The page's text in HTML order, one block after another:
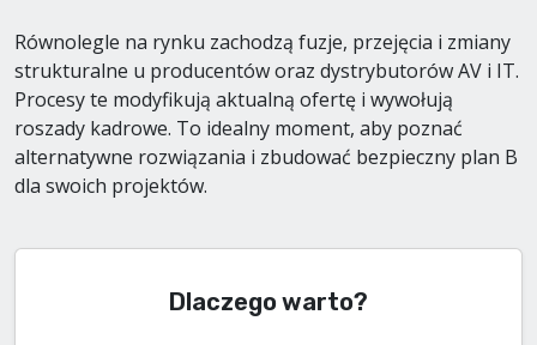
Równolegle na rynku zachodzą fuzje, przejęcia i zmiany
strukturalne u producentów oraz dystrybutorów AV i IT.
Procesy te modyfikują aktualną ofertę i wywołują
roszady kadrowe. To idealny moment, aby poznać
alternatywne rozwiązania i zbudować bezpieczny plan B
dla swoich projektów.
Dlaczego warto?